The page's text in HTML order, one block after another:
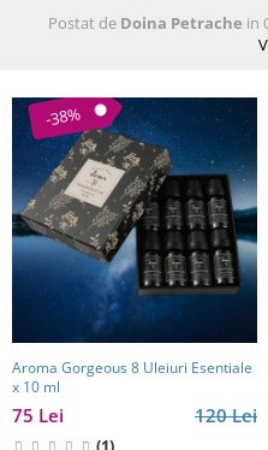
Postat de Doina Petrache in
-38%
Aroma Gorgeous 8 Uleiuri Esentiale
x 10 ml
120 Lei
75 Lei
(1)